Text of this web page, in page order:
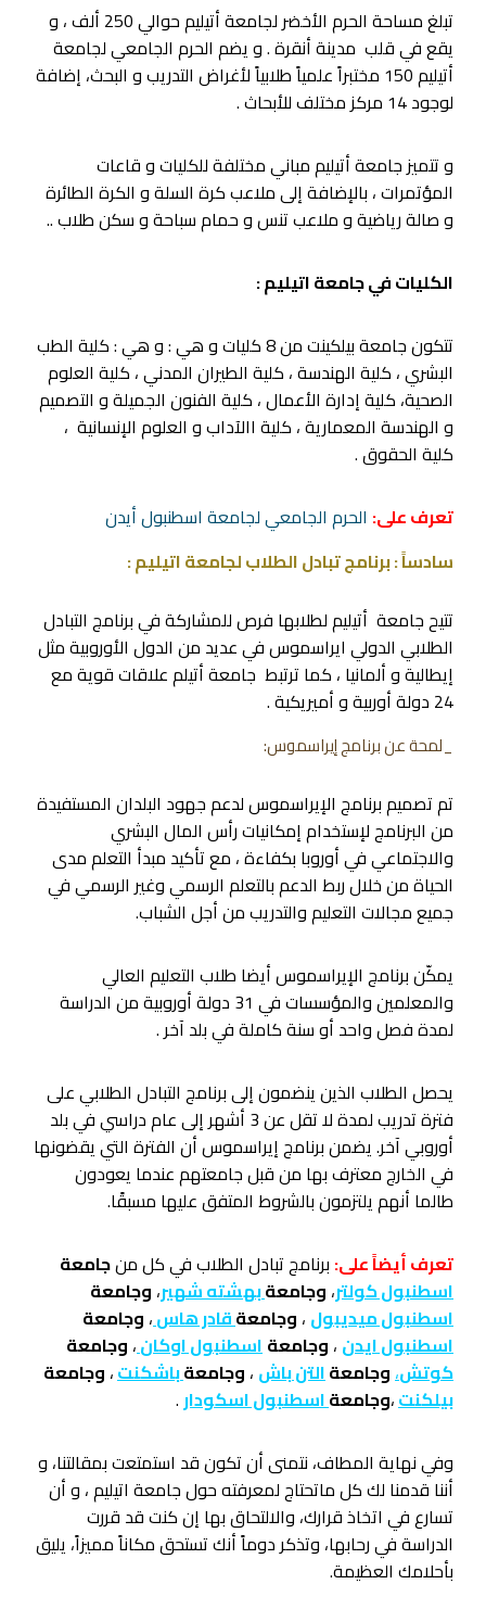
تبلغ مساحة الحرم الأخضر لجامعة أتيليم حوالي 250 ألف ، و
يقع في قلب مدينة أنقرة . و يضم الحرم الجامعي لجامعة
أتيليم 150 مختبراً علمياً طلابياً لأغراض التدريب و البحث، إضافة
لوجود 14 مركز مختلف للأبحاث .
و تتميز جامعة أتيليم مباني مختلفة للكليات و قاعات
المؤتمرات ، بالإضافة إلى ملاعب كرة السلة و الكرة الطائرة
و صالة رياضية و ملاعب تنس و حمام سباحة و سكن طلاب ..
الكليات في جامعة اتيليم :
تتكون جامعة بيلكينت من 8 كليات و هي : و هي : كلية الطب
البشري ، كلية الهندسة ، كلية الطيران المدني ، كلية العلوم
الصحية، كلية إدارة الأعمال ، كلية الفنون الجميلة و التصميم
و الهندسة المعمارية ، كلية االآداب و العلوم الإنسانية ،
كلية الحقوق .
تعرف على: الحرم الجامعي لجامعة اسطنبول أيدن
سادساً : برنامج تبادل الطلاب لجامعة اتيليم :
تتيح جامعة أتيليم لطلابها فرص للمشاركة في برنامج التبادل
الطلابي الدولي ايراسموس في عديد من الدول الأوروبية مثل
إيطالية و ألمانيا ، كما ترتبط جامعة أتيلم علاقات قوية مع
24 دولة أوربية و أميريكية .
_لمحة عن برنامج إيراسموس:
تم تصميم برنامج الإيراسموس لدعم جهود البلدان المستفيدة
من البرنامج لإستخدام إمكانيات رأس المال البشري
والاجتماعي في أوروبا بكفاءة ، مع تأكيد مبدأ التعلم مدى
الحياة من خلال ربط الدعم بالتعلم الرسمي وغير الرسمي في
جميع مجالات التعليم والتدريب من أجل الشباب.
يمكّن برنامج الإيراسموس أيضا طلاب التعليم العالي
والمعلمين والمؤسسات في 31 دولة أوروبية من الدراسة
لمدة فصل واحد أو سنة كاملة في بلد آخر .
يحصل الطلاب الذين ينضمون إلى برنامج التبادل الطلابي على
فترة تدريب لمدة لا تقل عن 3 أشهر إلى عام دراسي في بلد
أوروبي آخر. يضمن برنامج إيراسموس أن الفترة التي يقضونها
في الخارج معترف بها من قبل جامعتهم عندما يعودون
طالما أنهم يلتزمون بالشروط المتفق عليها مسبقًا.
تعرف أيضاً على: برنامج تبادل الطلاب في كل منجامعة
اسطنبول كولتر، وجامعةبهشته شهير، وجامعة
اسطنبول ميديبول ، وجامعةقادر هاس، وجامعة
اسطنبول ايدن ، وجامعةاسطنبول اوكان، وجامعة
كوتش،وجامعةالتن باش ، وجامعةباشكنت، وجامعة
بيلكنت،وجامعةاسطنبول اسكودار.
وفي نهاية المطاف، نتمنى أن تكون قد استمتعت بمقالتنا، و
أننا قدمنا لك كل ماتحتاج لمعرفته حول جامعة اتيليم ، و أن
تسارع في اتخاذ قرارك، والالتحاق بها إن كنت قد قررت
الدراسة في رحابها، وتذكر دوماً أنك تستحق مكاناً مميزاً، يليق
بأحلامك العظيمة.